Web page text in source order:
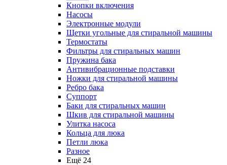
Кнопки включения
Насосы
Электронные модули
Щетки угольные для стиральной машины
Термостаты
Фильтры для стиральных машин
Пружина бака
Антивибрационные подставки
Ножки для стиральной машины
Ребро бака
Суппорт
Баки для стиральных машин
Шкив для стиральной машины
Улитка насоса
Кольца для люка
Петли люка
Разное
Ещё 24